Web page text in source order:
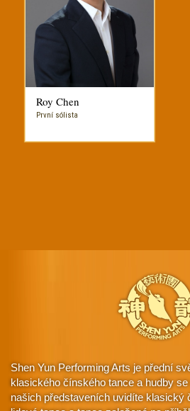
Roy Chen
První sólista
Shen Yun Performing Arts je přední
klasického čínského tance a hudby
našich představeních uvidíte klasický